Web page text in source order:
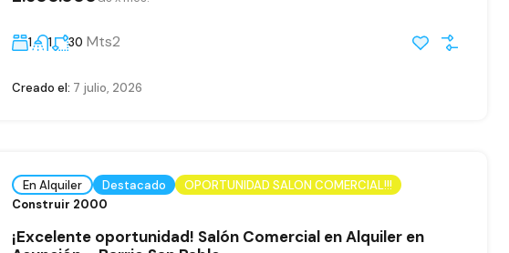
1 1 30 Mts2
Creado el: 7 julio, 2026
En Alquiler Destacado
OPORTUNIDAD SALON COMERCIAL!!!
Construir 2000
¡Excelente oportunidad! Salón Comercial en Alquiler en